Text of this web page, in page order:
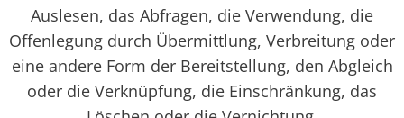
Auslesen, das Abfragen, die Verwendung, die
Offenlegung durch Übermittlung, Verbreitung oder
eine andere Form der Bereitstellung, den Abgleich
oder die Verknüpfung, die Einschränkung, das